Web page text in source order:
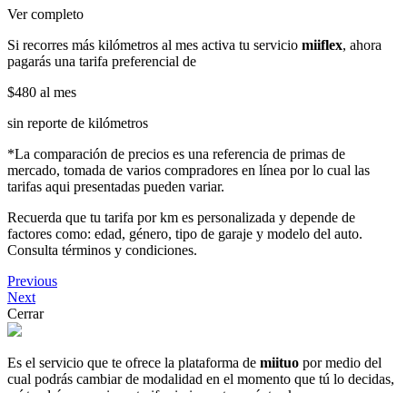
Ver completo
Si recorres más kilómetros al mes activa tu servicio miiflex, ahora
pagarás una tarifa preferencial de
$480 al mes
sin reporte de kilómetros
*La comparación de precios es una referencia de primas de
mercado, tomada de varios compradores en línea por lo cual las
tarifas aqui presentadas pueden variar.
Recuerda que tu tarifa por km es personalizada y depende de
factores como: edad, género, tipo de garaje y modelo del auto.
Consulta términos y condiciones.
Previous
Next
Cerrar
Es el servicio que te ofrece la plataforma de miituo por medio del
cual podrás cambiar de modalidad en el momento que tú lo decidas,